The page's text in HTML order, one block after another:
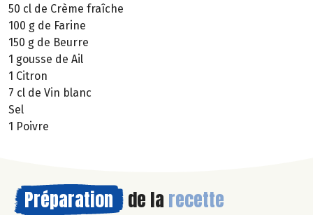
50 cl de Crème fraîche
100 g de Farine
150 g de Beurre
1 gousse de Ail
1 Citron
7 cl de Vin blanc
Sel
1 Poivre
Préparation de la recette